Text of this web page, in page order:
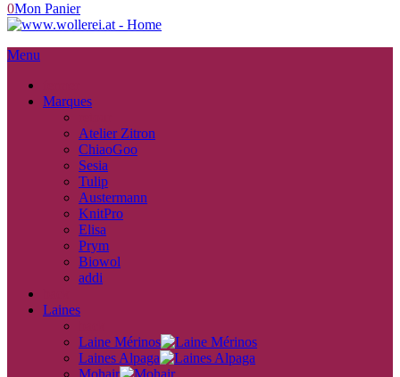
0Mon Panier
Menu
Marques
Atelier Zitron
ChiaoGoo
Sesia
Tulip
Austermann
KnitPro
Elisa
Prym
Biowol
addi
Laines
Laine Mérinos
Laines Alpaga
Mohair